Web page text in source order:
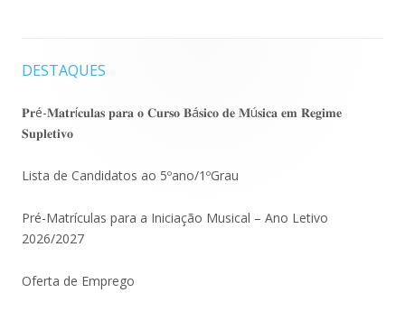
Barra
lateral
principal
DESTAQUES
𝐏𝐫é-𝐌𝐚𝐭𝐫í𝐜𝐮𝐥𝐚𝐬 𝐩𝐚𝐫𝐚 𝐨 𝐂𝐮𝐫𝐬𝐨 𝐁á𝐬𝐢𝐜𝐨 𝐝𝐞 𝐌ú𝐬𝐢𝐜𝐚 𝐞𝐦 𝐑𝐞𝐠𝐢𝐦𝐞
𝐒𝐮𝐩𝐥𝐞𝐭𝐢𝐯𝐨
Lista de Candidatos ao 5ºano/1ºGrau
Pré-Matrículas para a Iniciação Musical – Ano Letivo
2026/2027
Oferta de Emprego